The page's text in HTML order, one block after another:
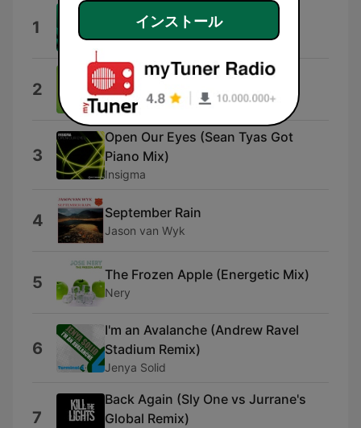
1 Nothing Remains
Victoriya
2 Positive (Original Mix)
Jussi Polet
3
Open Our Eyes (Sean Tyas Got
Piano Mix)
Insigma
4 September Rain
Jason van Wyk
5 The Frozen Apple (Energetic Mix)
Nery
6
I'm an Avalanche (Andrew Ravel
Stadium Remix)
Jenya Solid
7
Back Again (Sly One vs Jurrane's
Global Remix)
インストール